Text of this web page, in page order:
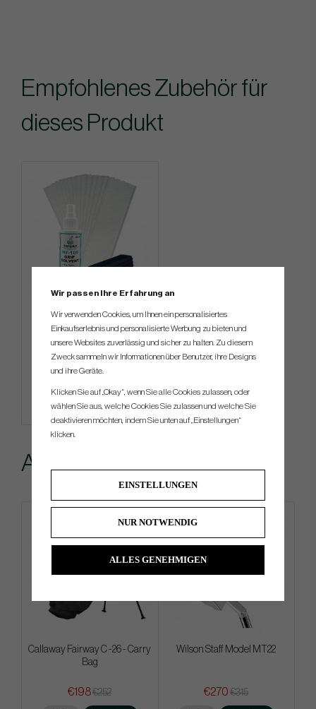
Empfohlenes Zubehör für
dieses Produkt
Info Kaufen
Andere kauften...
Callaway Fairway C -26 - Carry
Bag
€198€252
Wilson Staff Model MT22
€270 €315
Wir passen Ihre Erfahrung an
Wir verwenden Cookies, um Ihnen ein personalisiertes
Einkaufserlebnis und personalisierte Werbung zu bieten und
unsere Websites zuverlässig und sicher zu halten. Zu diesem
Zweck sammeln wir Informationen über Benutzer, ihre Designs
und ihre Geräte.
Klicken Sie auf „Okay“, wenn Sie alle Cookies zulassen, oder
wählen Sie aus, welche Cookies Sie zulassen und welche Sie
deaktivieren möchten, indem Sie unten auf „Einstellungen“
klicken.
EINSTELLUNGEN
NUR NOTWENDIG
ALLES GENEHMIGEN